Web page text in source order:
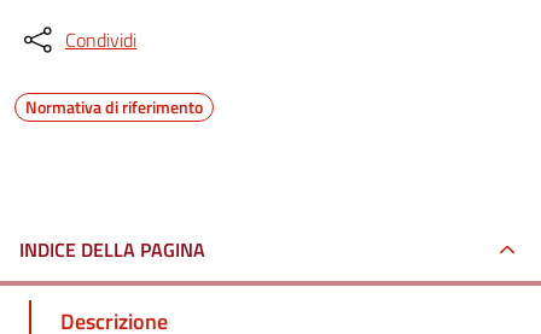
Condividi
Normativa di riferimento
INDICE DELLA PAGINA
Descrizione